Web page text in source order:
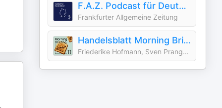
F.A.Z. Podcast für Deutschland
Frankfurter Allgemeine Zeitung
Handelsblatt Morning Briefing - News aus Wirtschaft, Politik und Finanzen
Friederike Hofmann, Sven Prange und die Handelsblatt Redaktion, Handelsblatt